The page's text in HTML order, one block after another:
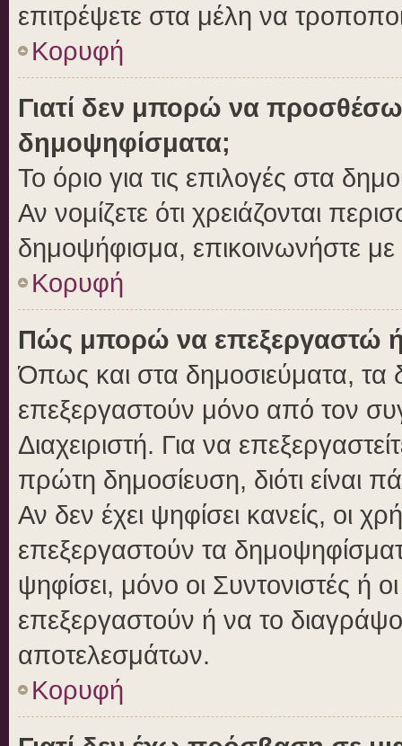
επιτρέψετε στα μέλη να
Κορυφή
Γιατί δεν μπορώ να
δημοψηφίσματα;
Το όριο για τις επιλογές στα
Αν νομίζετε ότι χρειάζονται
δημοψήφισμα, επικοινωνήστε με
Κορυφή
Πώς μπορώ να επεξεργαστώ
Όπως και στα δημοσιεύματα,
επεξεργαστούν μόνο από τον
Διαχειριστή. Για να
πρώτη δημοσίευση, διότι είναι
Αν δεν έχει ψηφίσει κανείς, οι
επεξεργαστούν τα
ψηφίσει, μόνο οι Συντονιστές ή
επεξεργαστούν ή να το
αποτελεσμάτων.
Κορυφή